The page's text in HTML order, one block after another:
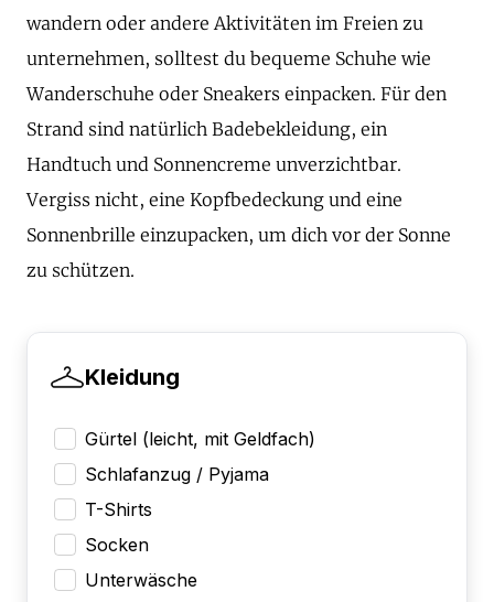
wandern oder andere Aktivitäten im Freien zu
unternehmen, solltest du bequeme Schuhe wie
Wanderschuhe oder Sneakers einpacken. Für den
Strand sind natürlich Badebekleidung, ein
Handtuch und Sonnencreme unverzichtbar.
Vergiss nicht, eine Kopfbedeckung und eine
Sonnenbrille einzupacken, um dich vor der Sonne
zu schützen.
Kleidung
Gürtel (leicht, mit Geldfach)
Schlafanzug / Pyjama
T-Shirts
Socken
Unterwäsche